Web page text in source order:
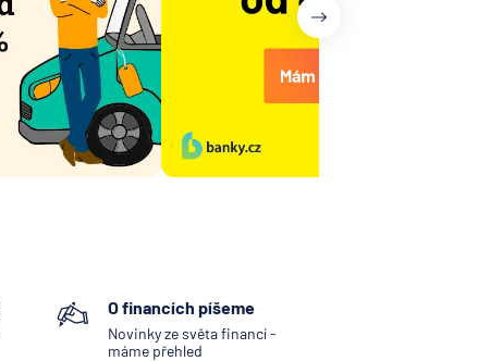
O financích píšeme
Novinky ze světa financí -
máme přehled